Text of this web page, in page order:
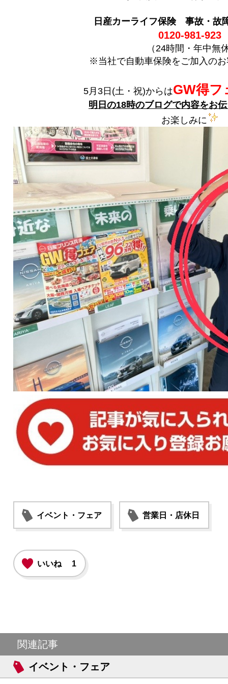
日産カーライフ保険 事故・故
0120-981-923
（24時間・年中無
※当社で自動車保険をご加入の
5月3日(土・祝)からはGW得フ
明日の18時のブログで内容をお
お楽しみに
イベント・フェア 営業日・店休日
いいね 1
関連記事
イベント・フェア